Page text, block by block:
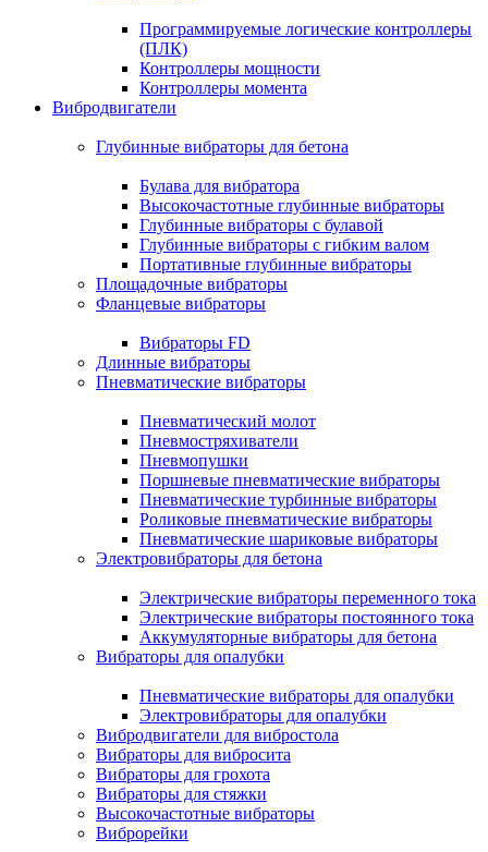
Программируемые логические контроллеры
(ПЛК)
Контроллеры мощности
Контроллеры момента
Вибродвигатели
Глубинные вибраторы для бетона
Булава для вибратора
Высокочастотные глубинные вибраторы
Глубинные вибраторы с булавой
Глубинные вибраторы с гибким валом
Портативные глубинные вибраторы
Площадочные вибраторы
Фланцевые вибраторы
Вибраторы FD
Длинные вибраторы
Пневматические вибраторы
Пневматический молот
Пневмостряхиватели
Пневмопушки
Поршневые пневматические вибраторы
Пневматические турбинные вибраторы
Роликовые пневматические вибраторы
Пневматические шариковые вибраторы
Электровибраторы для бетона
Электрические вибраторы переменного тока
Электрические вибраторы постоянного тока
Аккумуляторные вибраторы для бетона
Вибраторы для опалубки
Пневматические вибраторы для опалубки
Электровибраторы для опалубки
Вибродвигатели для вибростола
Вибраторы для вибросита
Вибраторы для грохота
Вибраторы для стяжки
Высокочастотные вибраторы
Виброрейки